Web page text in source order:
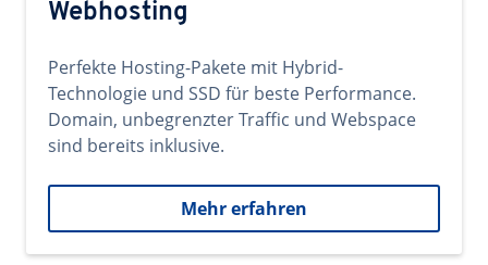
Webhosting
Perfekte Hosting-Pakete mit Hybrid-
Technologie und SSD für beste Performance.
Domain, unbegrenzter Traffic und Webspace
sind bereits inklusive.
Mehr erfahren